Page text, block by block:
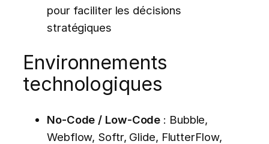
pour faciliter les décisions
stratégiques
Environnements
technologiques
No-Code / Low-Code : Bubble,
Webflow, Softr, Glide, FlutterFlow,